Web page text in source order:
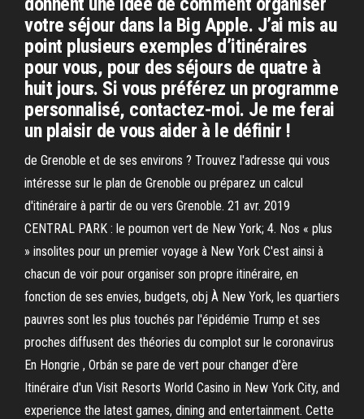
votre séjour dans la Big Apple. J’ai mis au
point plusieurs exemples d’itinéraires
pour vous, pour des séjours de quatre à
huit jours. Si vous préférez un programme
personnalisé, contactez-moi. Je me ferai
un plaisir de vous aider à le définir !
de Grenoble et de ses environs ? Trouvez l'adresse qui vous
intéresse sur le plan de Grenoble ou préparez un calcul
d'itinéraire à partir de ou vers Grenoble. 21 avr. 2019
CENTRAL PARK : le poumon vert de New York; 4. Nos « plus
» insolites pour un premier voyage à New York C'est ainsi à
chacun de voir pour organiser son propre itinéraire, en
fonction de ses envies, budgets, obj À New York, les quartiers
pauvres sont les plus touchés par l'épidémie Trump et ses
proches diffusent des théories du complot sur le coronavirus
En Hongrie , Orbán se pare de vert pour changer d'ère
Itinéraire d'un Visit Resorts World Casino in New York City, and
experience the latest games, dining and entertainment. Cette